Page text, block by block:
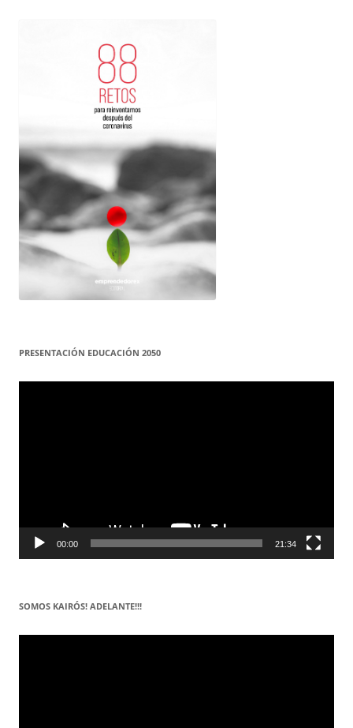
PRESENTACIÓN EDUCACIÓN 2050
Reproductor
00:00 21:34
SOMOS KAIRÓS! ADELANTE!!!
Reproductor